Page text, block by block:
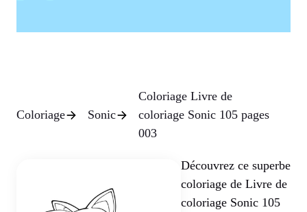
Coloriage Sonic
Coloriage Livre de
coloriage Sonic 105 pages
003
Découvrez ce superbe
coloriage de Livre de
coloriage Sonic 105